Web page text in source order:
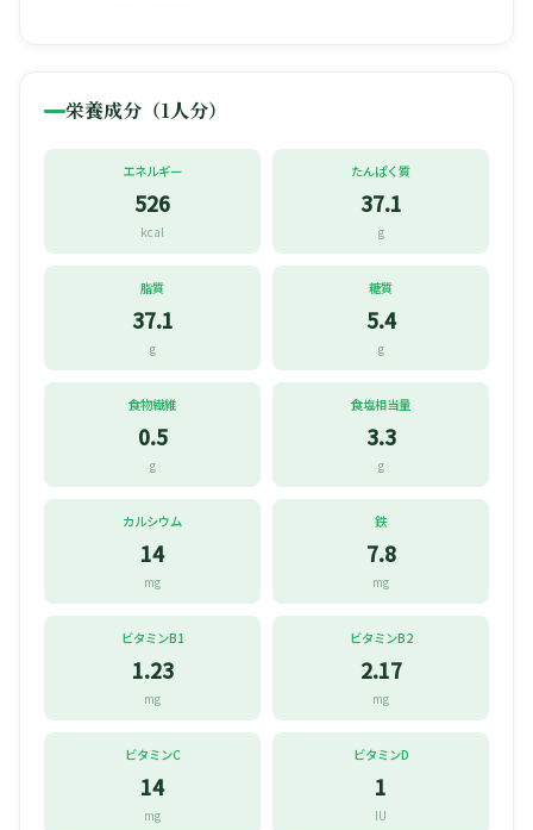
栄養成分（1人分）
エネルギー
526
kcal
たんぱく質
37.1
g
脂質
37.1
g
糖質
5.4
g
食物繊維
0.5
g
食塩相当量
3.3
g
カルシウム
14
mg
鉄
7.8
mg
ビタミンB1
1.23
mg
ビタミンB2
2.17
mg
ビタミンC
14
mg
ビタミンD
1
IU